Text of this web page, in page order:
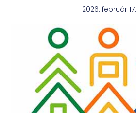
2026. február 17.